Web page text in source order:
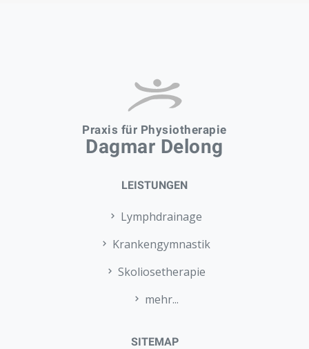
Praxis für Physiotherapie
Dagmar Delong
LEISTUNGEN
Lymphdrainage
Krankengymnastik
Skoliosetherapie
mehr...
SITEMAP